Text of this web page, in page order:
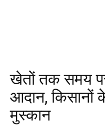
खेतों तक समय
आदान, किसानों
मुस्कान